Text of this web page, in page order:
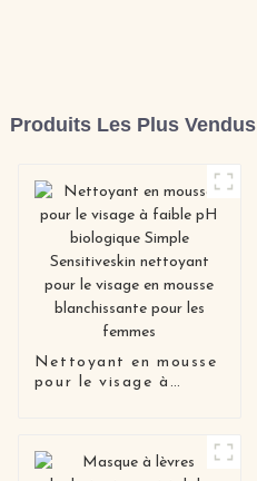
Produits Les Plus Vendus
Nettoyant en mousse
pour le visage à
visage en mousse